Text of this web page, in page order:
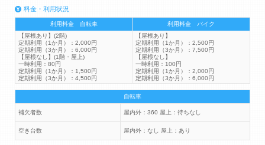
料金・利用状況
利用料金 自転車
利用料金 バイク
【屋根あり】(2階)
定期利用（1か月）：2,000円
定期利用（3か月）：6,000円
【屋根なし】(1階・屋上)
一時利用：80円
定期利用（1か月）：1,500円
定期利用（3か月）：4,500円
【屋根あり】
定期利用（1か月）：2,500円
定期利用（3か月）：7,500円
【屋根なし】
一時利用：100円
定期利用（1か月）：2,000円
定期利用（3か月）：6,000円
自転車
補欠者数 屋内外：360 屋上：待ちなし
空き台数 屋内外：なし 屋上：あり